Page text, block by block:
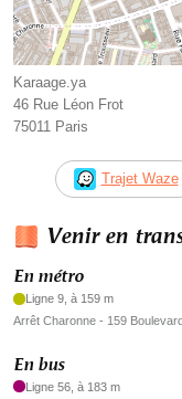
Karaage.ya
46 Rue Léon Frot
75011 Paris
Trajet Waze
Venir en
En métro
Ligne 9, à 159 m
Arrêt Charonne - 159
En bus
Ligne 56, à 183 m